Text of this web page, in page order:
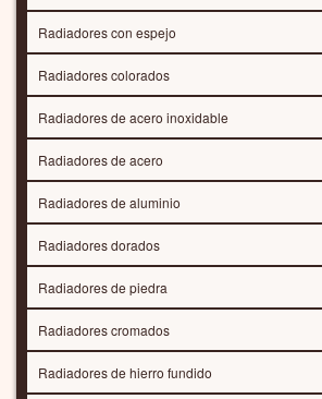
Radiadores con espejo
Radiadores colorados
Radiadores de acero inoxidable
Radiadores de acero
Radiadores de aluminio
Radiadores dorados
Radiadores de piedra
Radiadores cromados
Radiadores de hierro fundido